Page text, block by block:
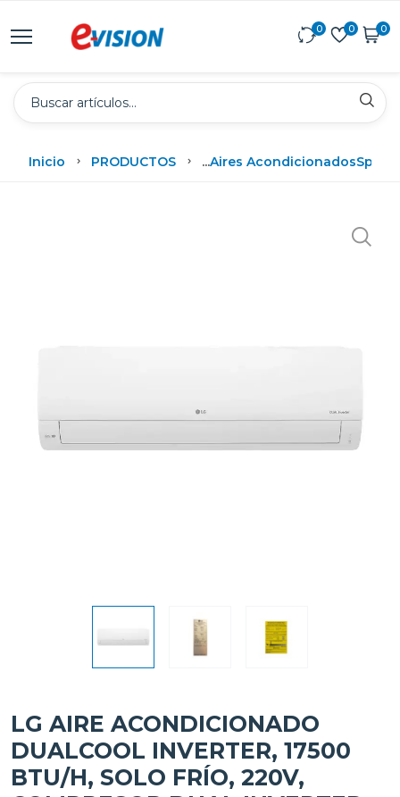
0 0 0
Inicio PRODUCTOS ...Aires AcondicionadosSplit
LG AIRE ACONDICIONADO
DUALCOOL INVERTER, 17500
BTU/H, SOLO FRÍO, 220V,